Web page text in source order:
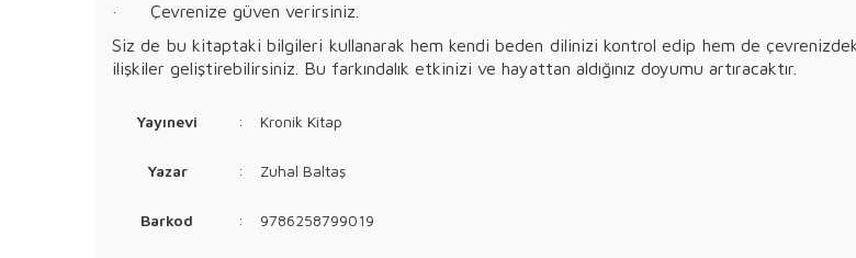
· Çevrenize güven verirsiniz.
Siz de bu kitaptaki bilgileri kullanarak hem kendi beden dilinizi kontrol edip hem de
ilişkiler geliştirebilirsiniz. Bu farkındalık etkinizi ve hayattan aldığınız doyumu artıracaktır.
Yayınevi : Kronik Kitap
Yazar : Zuhal Baltaş
Barkod : 9786258799019